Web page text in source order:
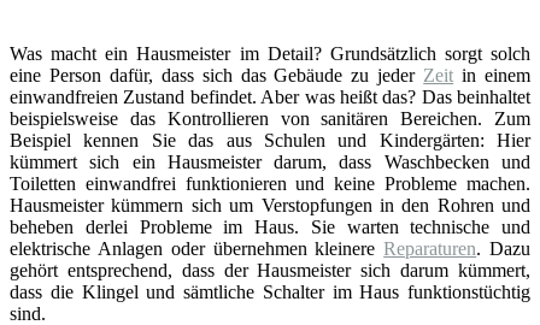
Was macht ein Hausmeister im Detail? Grundsätzlich sorgt solch
eine Person dafür, dass sich das Gebäude zu jeder Zeit in einem
einwandfreien Zustand befindet. Aber was heißt das? Das beinhaltet
beispielsweise das Kontrollieren von sanitären Bereichen. Zum
Beispiel kennen Sie das aus Schulen und Kindergärten: Hier
kümmert sich ein Hausmeister darum, dass Waschbecken und
Toiletten einwandfrei funktionieren und keine Probleme machen.
Hausmeister kümmern sich um Verstopfungen in den Rohren und
beheben derlei Probleme im Haus. Sie warten technische und
elektrische Anlagen oder übernehmen kleinereReparaturen. Dazu
gehört entsprechend, dass der Hausmeister sich darum kümmert,
dass die Klingel und sämtliche Schalter im Haus funktionstüchtig
sind.